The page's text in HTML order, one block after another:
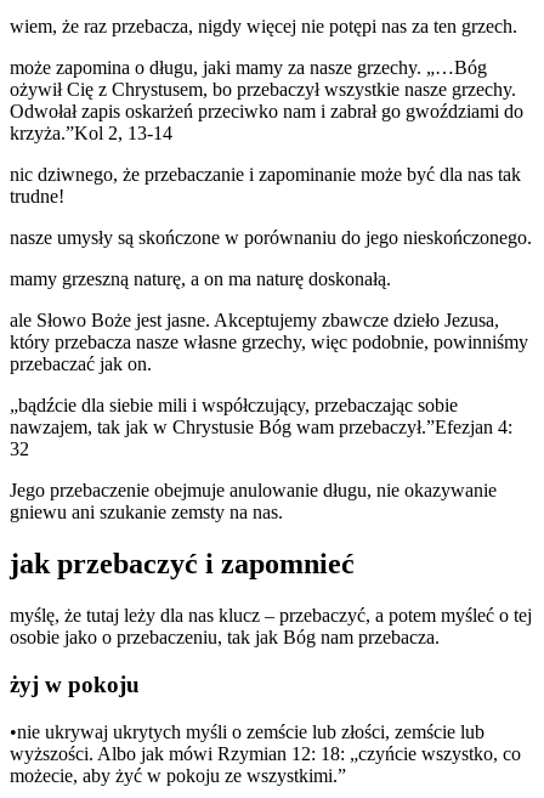
wiem, że raz przebacza, nigdy więcej nie potępi nas za ten grzech.
może zapomina o długu, jaki mamy za nasze grzechy. „…Bóg
ożywił Cię z Chrystusem, bo przebaczył wszystkie nasze grzechy.
Odwołał zapis oskarżeń przeciwko nam i zabrał go gwoździami do
krzyża.”Kol 2, 13-14
nic dziwnego, że przebaczanie i zapominanie może być dla nas tak
trudne!
nasze umysły są skończone w porównaniu do jego nieskończonego.
mamy grzeszną naturę, a on ma naturę doskonałą.
ale Słowo Boże jest jasne. Akceptujemy zbawcze dzieło Jezusa,
który przebacza nasze własne grzechy, więc podobnie, powinniśmy
przebaczać jak on.
„bądźcie dla siebie mili i współczujący, przebaczając sobie
nawzajem, tak jak w Chrystusie Bóg wam przebaczył.”Efezjan 4:
32
Jego przebaczenie obejmuje anulowanie długu, nie okazywanie
gniewu ani szukanie zemsty na nas.
jak przebaczyć i zapomnieć
myślę, że tutaj leży dla nas klucz – przebaczyć, a potem myśleć o tej
osobie jako o przebaczeniu, tak jak Bóg nam przebacza.
żyj w pokoju
•nie ukrywaj ukrytych myśli o zemście lub złości, zemście lub
wyższości. Albo jak mówi Rzymian 12: 18: „czyńcie wszystko, co
możecie, aby żyć w pokoju ze wszystkimi.”